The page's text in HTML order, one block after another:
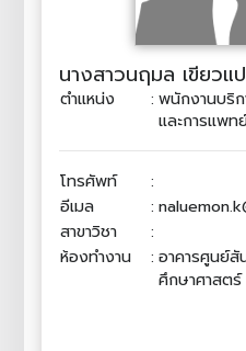
นางสาวนฤมล เขียวแ
ตำแหน่ง : พนักงานบริ
และการแพท
โทรศัพท์
:
อีเมล
:
สาขาวิชา
:
ห้องทำงาน
: อาคารศูนย์
ศึกษาศาสตร์